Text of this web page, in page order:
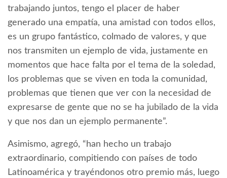
trabajando juntos, tengo el placer de haber
generado una empatía, una amistad con todos ellos,
es un grupo fantástico, colmado de valores, y que
nos transmiten un ejemplo de vida, justamente en
momentos que hace falta por el tema de la soledad,
los problemas que se viven en toda la comunidad,
problemas que tienen que ver con la necesidad de
expresarse de gente que no se ha jubilado de la vida
y que nos dan un ejemplo permanente”.
Asimismo, agregó, “han hecho un trabajo
extraordinario, compitiendo con países de todo
Latinoamérica y trayéndonos otro premio más, luego